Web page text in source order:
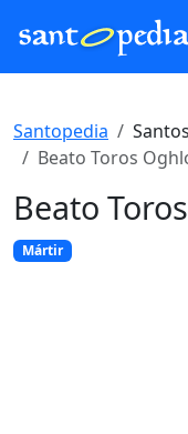
Santopedia
Santos
Beato Toros
Beato
Mártir